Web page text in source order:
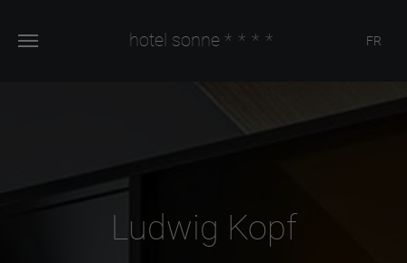
hotel sonne **** FR
Ludwig Kopf